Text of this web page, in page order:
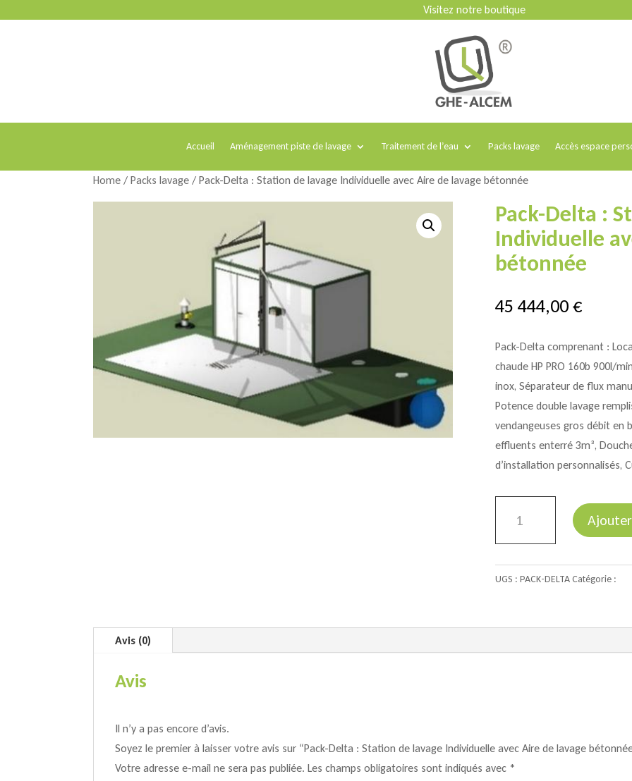
Visitez notre boutique
Accueil Aménagement piste de lavage Traitement de l’eau Packs lavage Accès espace
Home / Packs lavage / Pack-Delta : Station de lavage Individuelle avec Aire de lavage bétonnée
Pack-Delta :
Individuelle
bétonnée
45 444,00€
Pack-Delta comprenant :
chaude HP PRO 160b 900l/
inox, Séparateur de flux
Potence double lavage
vendangeuses gros débit en
effluents enterré 3m³,
d’installation personnalisés,
Pack-
Delta
:
bétonnée
UGS : PACK-DELTACatégorie :
Avis (0)
Avis
Il n’y a pas encore d’avis.
Soyez le premier à laisser votre avis sur “Pack-Delta : Station de lavage Individuelle avec Aire de lavage
Votre adresse e-mail ne sera pas publiée. Les champs obligatoires sont indiqués avec *